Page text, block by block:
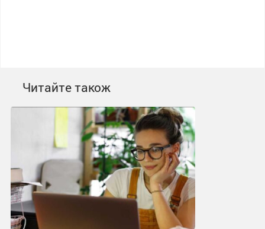
Читайте також